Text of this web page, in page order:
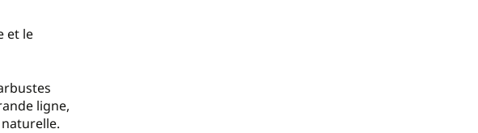
et le
ligne,